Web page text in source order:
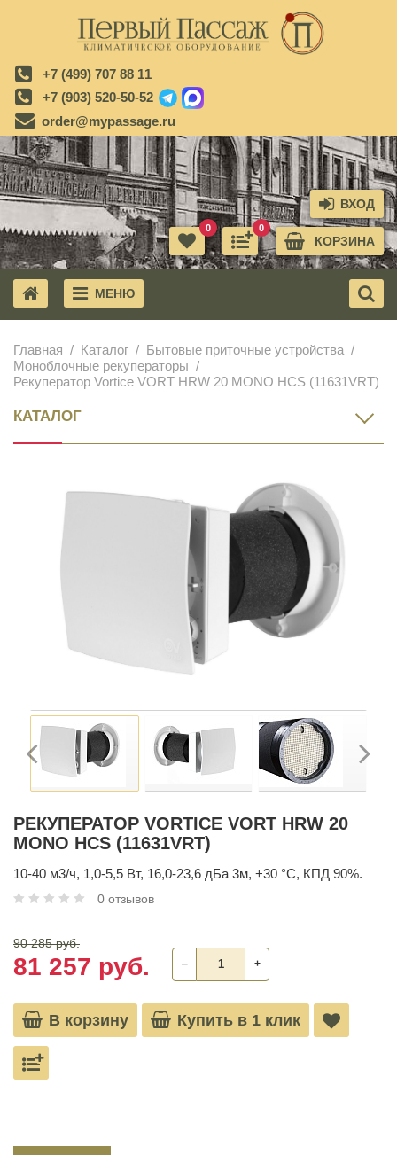
+7 (499) 707 88 11
+7 (903) 520-50-52
order@mypassage.ru
ВХОД
КОРЗИНА
0
0
МЕНЮ
Главная Каталог
Бытовые приточные устройства
Моноблочные рекуператоры
Рекуператор Vortice VORT HRW 20 MONO HCS (11631VRT)
КАТАЛОГ
РЕКУПЕРАТОР VORTICE VORT HRW 20
MONO HCS (11631VRT)
10-40 м3/ч, 1,0-5,5 Вт, 16,0-23,6 дБа 3м, +30 °С, КПД 90%.
0 отзывов
90 285 руб.
81 257 руб. ‒ +
В корзину Купить в 1 клик